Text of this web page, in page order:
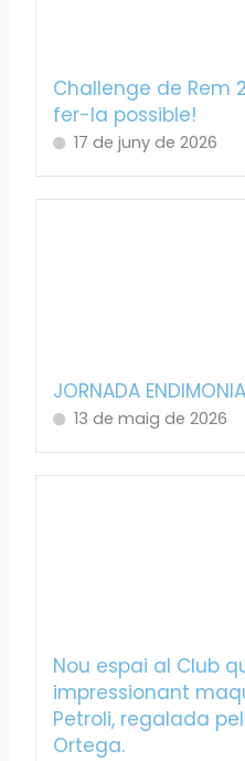
Challenge de Rem
fer-la possible!
17 de juny de 2026
JORNADA
13 de maig de 2026
Nou espai al Club
impressionant
Petroli, regalada
Ortega.